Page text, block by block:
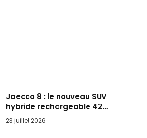
Jaecoo 8 : le nouveau SUV
hybride rechargeable 428
ch qui vise l’Audi Q7 arrive
en Europe cet automne
23 juillet 2026